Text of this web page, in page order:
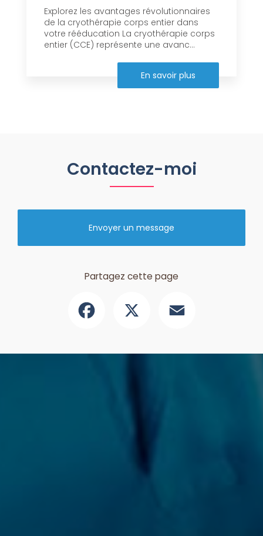
Explorez les avantages révolutionnaires
de la cryothérapie corps entier dans
votre rééducation La cryothérapie corps
entier (CCE) représente une avanc...
En savoir plus
Contactez-moi
Envoyer un message
Partagez cette page